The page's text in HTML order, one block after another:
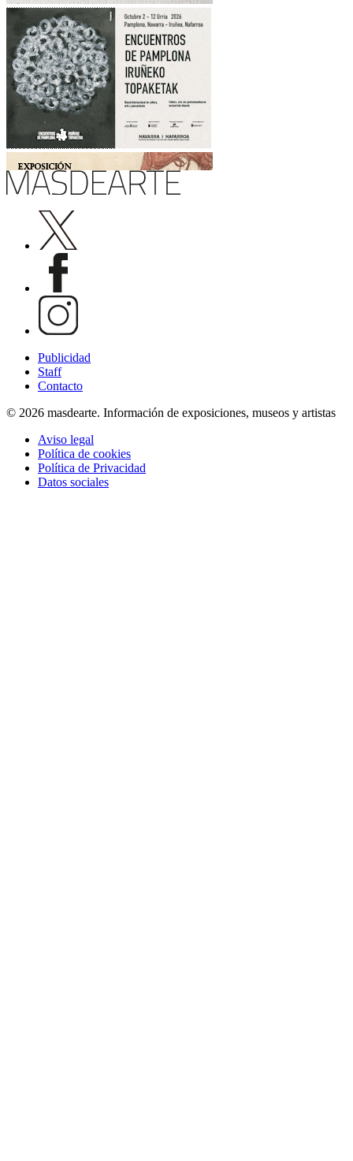
Publicidad
Staff
Contacto
© 2026 masdearte. Información de exposiciones, museos y artistas
Aviso legal
Política de cookies
Política de Privacidad
Datos sociales